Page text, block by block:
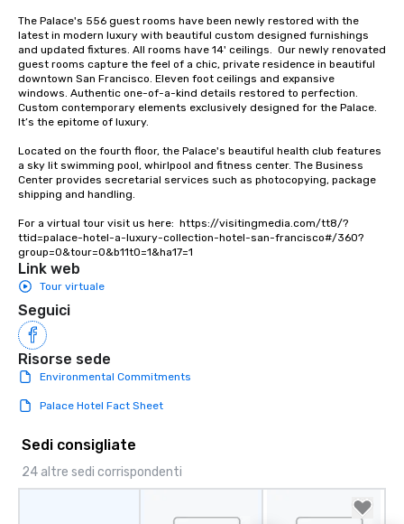
with different people
down at each venue
traverse along the
experiences not only
ways to network, but
groups, small or large.
experiences can
as 500 guests,
choice for any
Feel Like a VIP at
Smacking Foodie
The Palace's 556 guest rooms have been newly restored with the
latest in modern luxury with beautiful custom designed furnishings
and updated fixtures. All rooms have 14' ceilings.  Our newly renovated
guest rooms capture the feel of a chic, private residence in beautiful
downtown San Francisco. Eleven foot ceilings and expansive
windows. Authentic one-of-a-kind details restored to perfection.
Custom contemporary elements exclusively designed for the Palace.
It’s the epitome of luxury.
Located on the fourth floor, the Palace's beautiful health club features
a sky lit swimming pool, whirlpool and fitness center. The Business
Center provides secretarial services such as photocopying, package
shipping and handling.
For a virtual tour visit us here:  https://visitingmedia.com/tt8/?
ttid=palace-hotel-a-luxury-collection-hotel-san-francisco#/360?
group=0&tour=0&b11t0=1&ha17=1
Link web
Tour virtuale
Seguici
Risorse sede
Environmental Commitments
Palace Hotel Fact Sheet
Sedi consigliate
24 altre sedi corrispondenti